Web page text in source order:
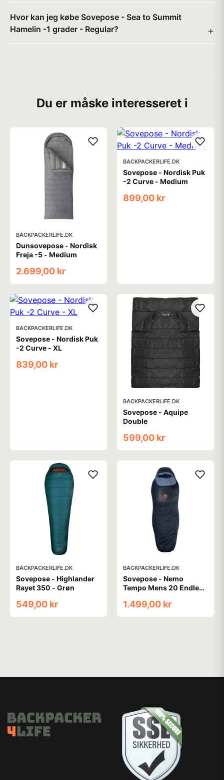
Hvor kan jeg købe Sovepose - Sea to Summit
Hamelin -1 grader - Regular?
Du er måske interesseret i
BACKPACKERLIFE.DK
Dunsovepose - Nordisk
Freja -5 - Medium
2.699,00 kr
BACKPACKERLIFE.DK
Sovepose - Nordisk Puk
-2 Curve - Medium
899,00 kr
BACKPACKERLIFE.DK
Sovepose - Nordisk Puk
-2 Curve - XL
839,00 kr
BACKPACKERLIFE.DK
Sovepose - Aquipe
Double
599,00 kr
BACKPACKERLIFE.DK
Sovepose - Highlander
Rayet 350 - Grøn
549,00 kr
BACKPACKERLIFE.DK
Sovepose - Nemo
Tempo Mens 20 Endless
1.499,00 kr